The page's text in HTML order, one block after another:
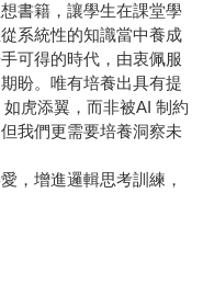
書籍，讓學生在課堂學
系統性的知識當中養成
可得的時代，由衷佩服
盼。唯有培養出具有提
虎添翼，而非被AI 制約
我們更需要培養洞察未
，增進邏輯思考訓練，